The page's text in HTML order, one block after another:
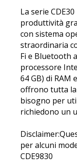
La serie
produttività
con sistema
straordinaria
Fi e Bluetooth
processore
64 GB) di RAM
offrono tutta la
bisogno per
richiedono un
per alcuni
CDE9830